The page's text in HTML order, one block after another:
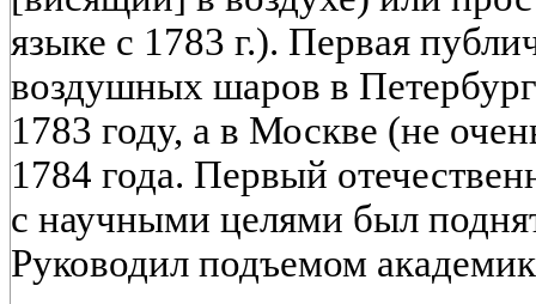
языке с 1783 г.). Первая
воздушных шаров в
1783 году, а в Москве (не
1784 года. Первый
с научными целями был
Руководил подъемом